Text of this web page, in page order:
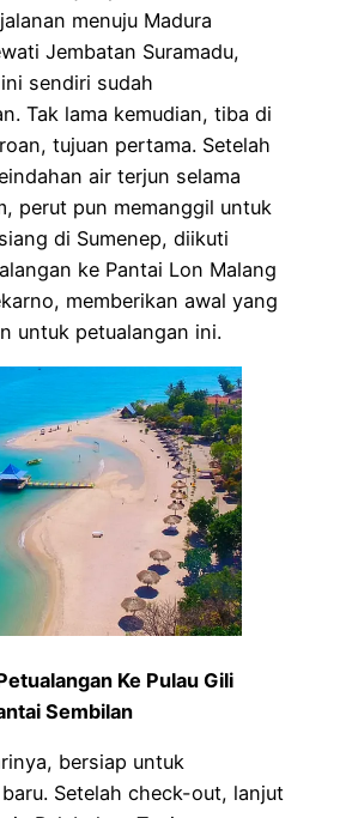
menuju Madura
Jembatan Suramadu,
sendiri sudah
Tak lama kemudian, tiba di
tujuan pertama. Setelah
air terjun selama
perut pun memanggil untuk
di Sumenep, diikuti
ke Pantai Lon Malang
memberikan awal yang
untuk petualangan ini.
Ke Pulau Gili
Sembilan
bersiap untuk
Setelah check-out, lanjut